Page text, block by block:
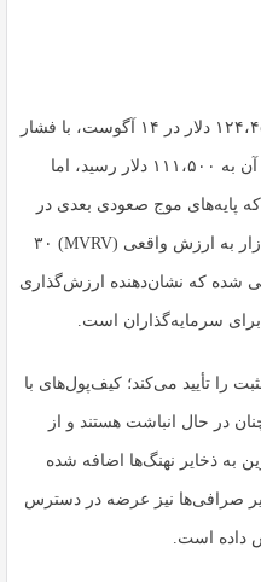
بیت‌کوین پس از ثبت رکورد تاریخی ۱۲۴،۴۵۰ دلار در ۱۴ آگوست، با فشار
فروش قابل‌توجهی مواجه شد و قیمت آن به ۱۱۱،۵۰۰ دلار رسید، اما
پایه‌های موج صعودی بعدی در
حال شکل‌گیری هستند. نسبت ارزش بازار به ارزش واقعی (MVRV) ۳۰
از ۱۰ سپتامبر منفی شده که نشان‌دهنده ارز‌ش‌گذاری
سرمایه‌گذاران است.
را تأیید می‌کند؛ کیف‌پول‌های با
همچنان در حال انباشت هستند و از
۵۶ هزار بیت‌کوین به ذخایر نهنگ‌ها اضافه شده
از ذخایر صرافی‌ها نیز عرضه در دسترس
داده است.